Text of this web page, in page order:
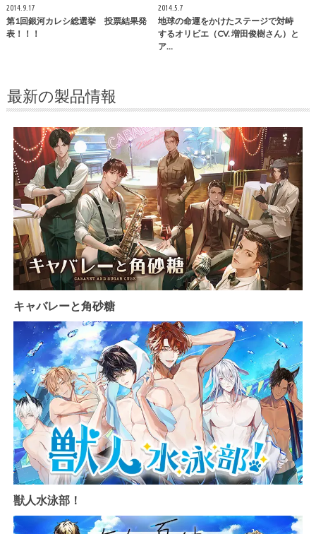
2014.9.17
第1回銀河カレシ総選挙 投票結果発
表！！！
2014.5.7
地球の命運をかけたステージで対峙
するオリビエ（CV. 増田俊樹さん）と
ア…
最新の製品情報
キャバレーと角砂糖
獣人水泳部！